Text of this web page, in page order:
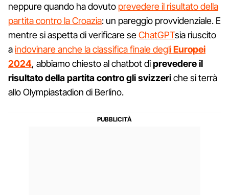
neppure quando ha dovuto prevedere il risultato della
partita contro la Croazia: un pareggio provvidenziale. E
mentre si aspetta di verificare seChatGPTsia riuscito
aindovinare anche la classifica finale degliEuropei
2024, abbiamo chiesto al chatbot diprevedere il
risultato della partita contro gli svizzeriche si terrà
allo Olympiastadion di Berlino.